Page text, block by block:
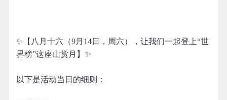
————————————
✨【八月十六（9月14日，周六），让我们一起登上“世
界榜”这座山赏月】✨
以下是活动当日的细则：